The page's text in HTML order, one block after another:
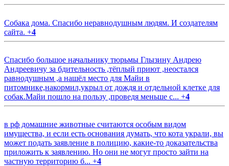
Собака дома. Спасибо неравнодушным людям. И создателям
сайта. +4
Спасибо большое начальнику тюрьмы Глызину Андрею
Андреевичу за бдительность ,тёплый приют ,неостался
равнодушным ,а нашёл место для Майи в
питомнике,накормил,укрыл от дождя и отдельной клетке для
собак.Майи пошло на пользу ,проведя меньше с... +4
в рф домашние животные считаются особым видом
имущества, и если есть основания думать, что кота украли, вы
может подать заявление в полицию, какие-то доказательства
приложить к заявлению. Но они не могут просто зайти на
частную территорию б... +4